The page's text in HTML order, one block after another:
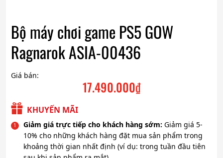
Bộ máy chơi game PS5 GOW
Ragnarok ASIA-00436
Giá bán:
17.490.000₫
KHUYẾN MÃI
Giảm giá trực tiếp cho khách hàng sớm: Giảm giá 5-
10% cho những khách hàng đặt mua sản phẩm trong
khoảng thời gian nhất định (ví dụ: trong tuần đầu tiên